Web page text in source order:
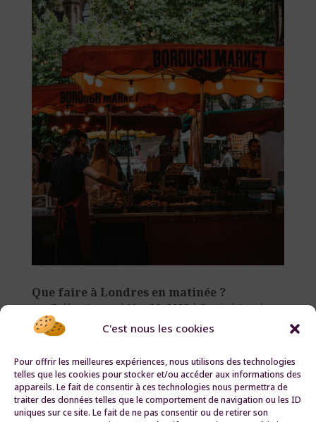
C'est nous les cookies
Pour offrir les meilleures expériences, nous utilisons des technologies
telles que les cookies pour stocker et/ou accéder aux informations des
appareils. Le fait de consentir à ces technologies nous permettra de
traiter des données telles que le comportement de navigation ou les ID
uniques sur ce site. Le fait de ne pas consentir ou de retirer son
Que faire à Londres en matinée ?
parSolène Lanza|Mar 28, 2022|Sortir à Londres
Que faire à Londres en matinée ? Written by
Solène Lanza Southbank, le London Eye,
Westminster Bridge, Big Ben et les Maisons
du Parlement,… vous connaissez déjà le
Londres classique ? Voyages à Londres Ltd